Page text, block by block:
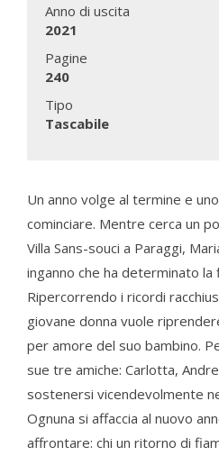
Anno di uscita
2021
Pagine
240
Tipo
Tascabile
Un anno volge al termine e
cominciare. Mentre cerca un
Villa Sans-souci a Paraggi,
inganno che ha determinato
Ripercorrendo i ricordi
giovane donna vuole
per amore del suo bambino.
sue tre amiche: Carlotta,
sostenersi vicendevolmente
Ognuna si affaccia al nuovo
affrontare: chi un ritorno di